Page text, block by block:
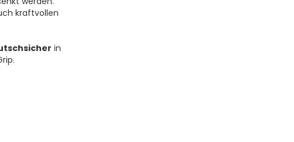
kraftvollen
in